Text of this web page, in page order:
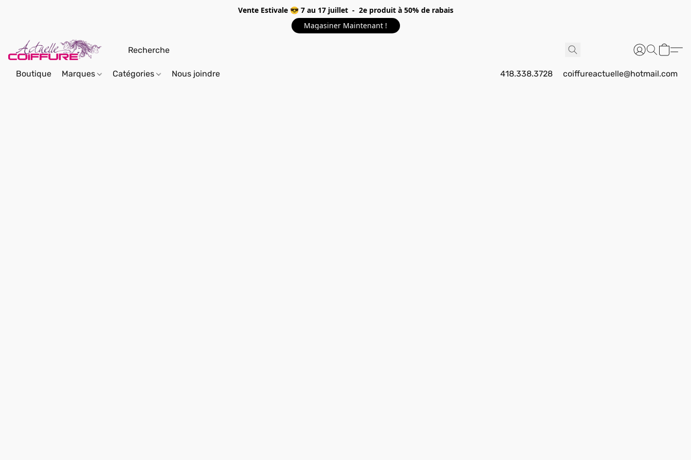
Vente Estivale 😎 7 au 17 juillet - 2e produit à 50% de rabais
Magasiner Maintenant !
Boutique Marques Catégories Nous joindre 418.338.3728 coiffureactuelle@hotmail.com